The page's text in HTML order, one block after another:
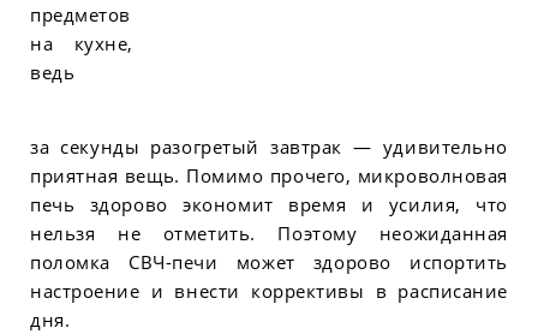
предметов
на кухне,
ведь
за секунды разогретый завтрак — удивительно
приятная вещь. Помимо прочего, микроволновая
печь здорово экономит время и усилия, что
нельзя не отметить. Поэтому неожиданная
поломка СВЧ-печи может здорово испортить
настроение и внести коррективы в расписание
дня.